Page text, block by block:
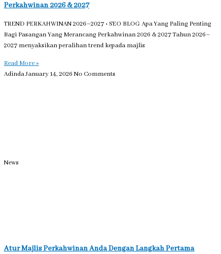
Perkahwinan 2026 & 2027
TREND PERKAHWINAN 2026–2027 • SEO BLOG Apa Yang Paling Penting
Bagi Pasangan Yang Merancang Perkahwinan 2026 & 2027 Tahun 2026–
2027 menyaksikan peralihan trend kepada majlis
Read More »
AdindaJanuary 14, 2026 No Comments
News
Atur Majlis Perkahwinan Anda Dengan Langkah Pertama